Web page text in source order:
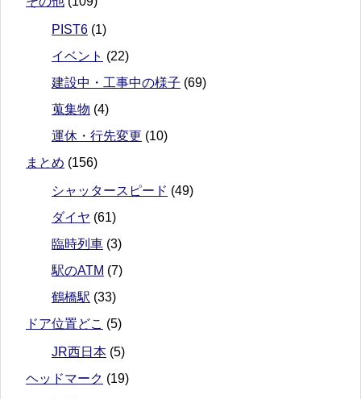
PIST6 (1)
イベント (22)
建設中・工事中の様子 (69)
蒐集物 (4)
運休・行先変更 (10)
まとめ (156)
シャッタースピード (49)
ダイヤ (61)
臨時列車 (3)
駅のATM (7)
鶴橋駅 (33)
ドア位置どこ (5)
JR西日本 (5)
ヘッドマーク (19)